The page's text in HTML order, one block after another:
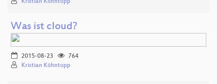
Kristian Köhntopp
Was ist cloud?
2015-08-23
764
Kristian Köhntopp